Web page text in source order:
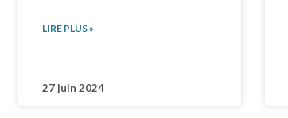
LIRE PLUS »
27 juin 2024